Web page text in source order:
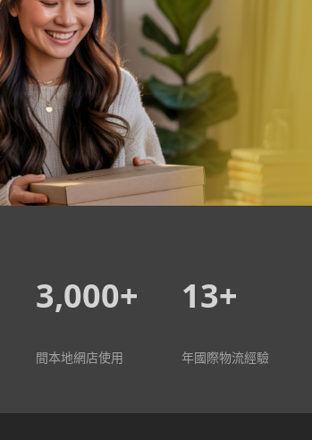
3,000+
間本地網店使用
13+
年國際物流經驗